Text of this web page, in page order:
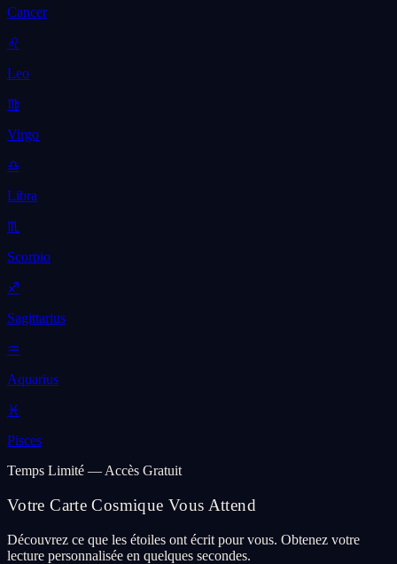
Cancer
♌
Leo
♍
Virgo
♎
Libra
♏
Scorpio
♐
Sagittarius
♒
Aquarius
♓
Pisces
Temps Limité — Accès Gratuit
Votre Carte Cosmique Vous Attend
Découvrez ce que les étoiles ont écrit pour vous. Obtenez votre
lecture personnalisée en quelques secondes.